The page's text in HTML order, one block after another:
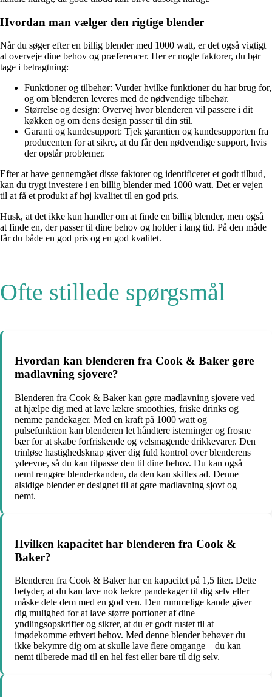
Hvordan man vælger den rigtige blender
Når du søger efter en billig blender med 1000 watt, er det også vigtigt
at overveje dine behov og præferencer. Her er nogle faktorer, du bør
tage i betragtning:
Funktioner og tilbehør: Vurder hvilke funktioner du har brug for,
og om blenderen leveres med de nødvendige tilbehør.
Størrelse og design: Overvej hvor blenderen vil passere i dit
køkken og om dens design passer til din stil.
Garanti og kundesupport: Tjek garantien og kundesupporten fra
producenten for at sikre, at du får den nødvendige support, hvis
der opstår problemer.
Efter at have gennemgået disse faktorer og identificeret et godt tilbud,
kan du trygt investere i en billig blender med 1000 watt. Det er vejen
til at få et produkt af høj kvalitet til en god pris.
Husk, at det ikke kun handler om at finde en billig blender, men også
at finde en, der passer til dine behov og holder i lang tid. På den måde
får du både en god pris og en god kvalitet.
Ofte stillede spørgsmål
Hvordan kan blenderen fra Cook & Baker gøre
madlavning sjovere?
Blenderen fra Cook & Baker kan gøre madlavning sjovere ved
at hjælpe dig med at lave lækre smoothies, friske drinks og
nemme pandekager. Med en kraft på 1000 watt og
pulsefunktion kan blenderen let håndtere isterninger og frosne
bær for at skabe forfriskende og velsmagende drikkevarer. Den
trinløse hastighedsknap giver dig fuld kontrol over blenderens
ydeevne, så du kan tilpasse den til dine behov. Du kan også
nemt rengøre blenderkanden, da den kan skilles ad. Denne
alsidige blender er designet til at gøre madlavning sjovt og
nemt.
Hvilken kapacitet har blenderen fra Cook &
Baker?
Blenderen fra Cook & Baker har en kapacitet på 1,5 liter. Dette
betyder, at du kan lave nok lækre pandekager til dig selv eller
måske dele dem med en god ven. Den rummelige kande giver
dig mulighed for at lave større portioner af dine
yndlingsopskrifter og sikrer, at du er godt rustet til at
imødekomme ethvert behov. Med denne blender behøver du
ikke bekymre dig om at skulle lave flere omgange – du kan
nemt tilberede mad til en hel fest eller bare til dig selv.